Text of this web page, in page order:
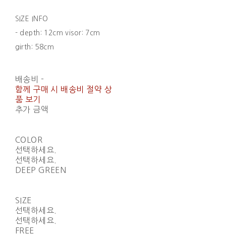
SIZE INFO
- depth: 12cm visor: 7cm
girth: 58cm
배송비 -
함께 구매 시 배송비 절약 상
품 보기
추가 금액
COLOR
선택하세요.
선택하세요.
DEEP GREEN
SIZE
선택하세요.
선택하세요.
FREE